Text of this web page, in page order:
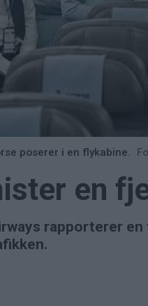
poserer i en flykabine.
en
rapporterer